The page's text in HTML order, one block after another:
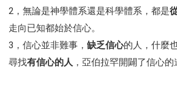
2，無論是神學體系還是科學體系，都是
走向已知都始於信心。
3，信心並非難事， 缺乏信心的人，什麼
尋找有信心的人 ，亞伯拉罕開闢了信心的